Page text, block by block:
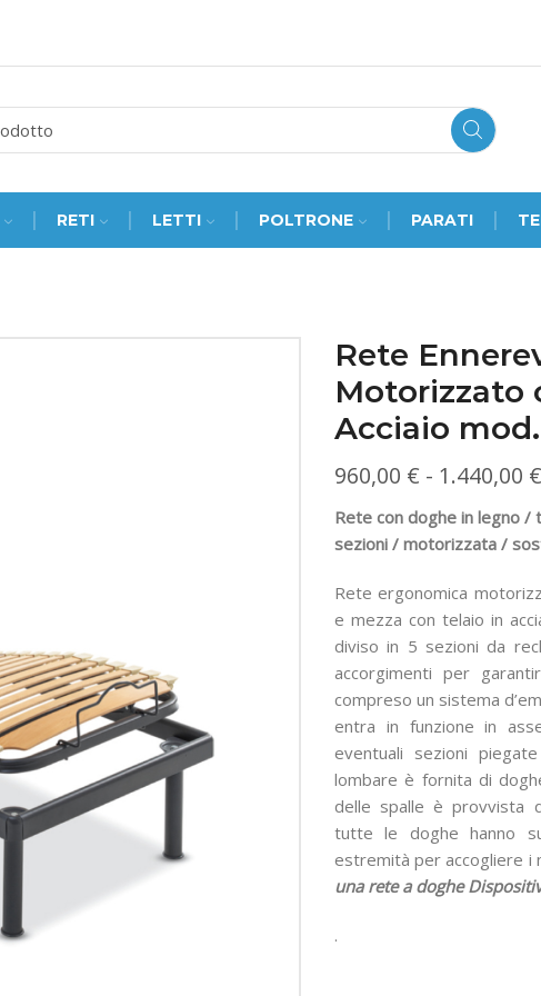
RETI LETTI POLTRONE PARATI
Rete
Motorizzato
Acciaio
960,00 € - 1.440,00 €
Rete con doghe in legno /
sezioni / motorizzata /
Rete ergonomica
e mezza con telaio in
diviso in 5 sezioni da
accorgimenti per
compreso un sistema
entra in funzione in
eventuali sezioni
lombare è fornita di
delle spalle è provvista
tutte le doghe hanno
estremità per accogliere i
una rete a doghe
.